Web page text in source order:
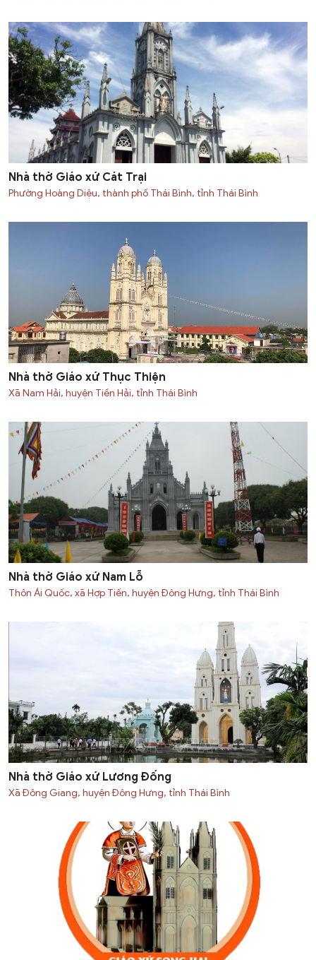
Nhà thờ Giáo xứ Cát Trại
Phường Hoàng Diệu, thành phố Thái Bình, tỉnh Thái Bình
Nhà thờ Giáo xứ Thục Thiện
Xã Nam Hải, huyện Tiền Hải, tỉnh Thái Bình
Nhà thờ Giáo xứ Nam Lỗ
Thôn Ái Quốc, xã Hợp Tiến, huyện Đông Hưng, tỉnh Thái Bình
Nhà thờ Giáo xứ Lương Đống
Xã Đông Giang, huyện Đông Hưng, tỉnh Thái Bình